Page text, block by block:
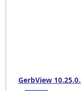
GerbView